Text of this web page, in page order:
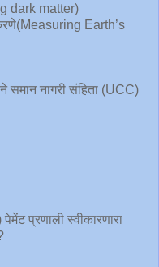
dark matter)
करणे(Measuring Earth’s
समान नागरी संहिता (UCC)
प्रणाली स्वीकारणारा